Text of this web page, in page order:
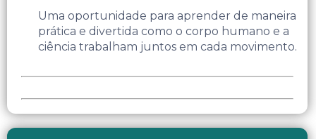
Uma oportunidade para aprender de maneira
prática e divertida como o corpo humano e a
ciência trabalham juntos em cada movimento.